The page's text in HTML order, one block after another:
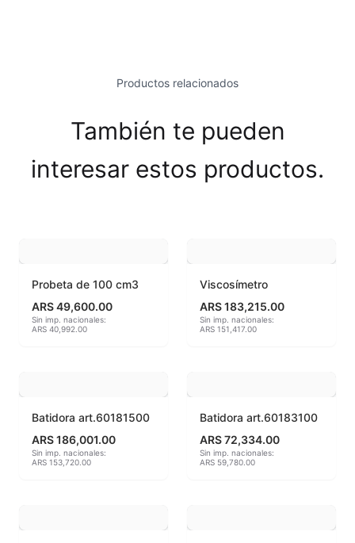
Esmaltes Brillantes
Esmaltes fundentes fluxes
Esmaltes Jaspeados
Esmaltes para gres (1150º - 1200º)
Esmaltes para porcelana (1230ºC - 1270ºC)
Granillas (970ºC-1020ºC)
Hereaus (750ºC - 850ºC)
Productos relacionados
También te pueden
interesar estos productos.
Probeta de 100 cm3
ARS 49,600.00
Sin imp. nacionales:
ARS 40,992.00
Viscosímetro
ARS 183,215.00
Sin imp. nacionales:
ARS 151,417.00
Batidora art.60181500
ARS 186,001.00
Sin imp. nacionales:
ARS 153,720.00
Batidora art.60183100
ARS 72,334.00
Sin imp. nacionales:
ARS 59,780.00